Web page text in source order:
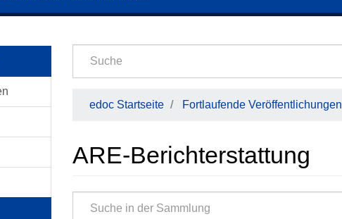
edoc Startseite Fortlaufende Veröffentlichungen
ARE-Berichterstattung